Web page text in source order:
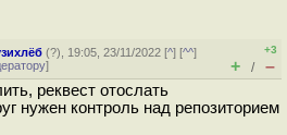
(?), 19:05, 23/11/2022 [^] [^^]
]
+3
+ / –
реквест отослать
нужен контроль над репозиторием